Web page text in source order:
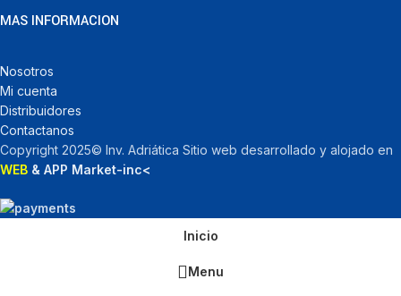
MAS INFORMACION
Nosotros
Mi cuenta
Distribuidores
Contactanos
Copyright 2025© Inv. Adriática Sitio web desarrollado y alojado en
WEB & APP Market-inc<
Inicio
Menu